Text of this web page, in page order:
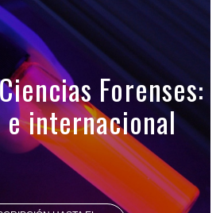
Forenses:
internacional